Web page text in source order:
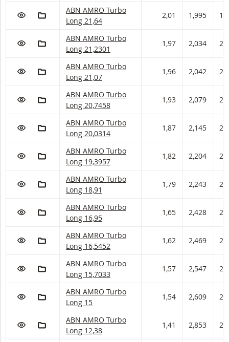
VOEG TOE AAN WATCHLIST
AAN PORTFOLIO TOEVOEGEN
ABN AMRO Turbo met ISIN code:
ABN AMRO Turbo
Long 21,64
2,01 1,995
VOEG TOE AAN WATCHLIST
AAN PORTFOLIO TOEVOEGEN
ABN AMRO Turbo met ISIN code:
ABN AMRO Turbo
Long 21,2301
1,97 2,034
VOEG TOE AAN WATCHLIST
AAN PORTFOLIO TOEVOEGEN
ABN AMRO Turbo met ISIN code:
ABN AMRO Turbo
Long 21,07
1,96 2,042
VOEG TOE AAN WATCHLIST
AAN PORTFOLIO TOEVOEGEN
ABN AMRO Turbo met ISIN code:
ABN AMRO Turbo
Long 20,7458
1,93 2,079
VOEG TOE AAN WATCHLIST
AAN PORTFOLIO TOEVOEGEN
ABN AMRO Turbo met ISIN code:
ABN AMRO Turbo
Long 20,0314
1,87 2,145
VOEG TOE AAN WATCHLIST
AAN PORTFOLIO TOEVOEGEN
ABN AMRO Turbo met ISIN code:
ABN AMRO Turbo
Long 19,3957
1,82 2,204
VOEG TOE AAN WATCHLIST
AAN PORTFOLIO TOEVOEGEN
ABN AMRO Turbo met ISIN code:
ABN AMRO Turbo
Long 18,91
1,79 2,243
VOEG TOE AAN WATCHLIST
AAN PORTFOLIO TOEVOEGEN
ABN AMRO Turbo met ISIN code:
ABN AMRO Turbo
Long 16,95
1,65 2,428
VOEG TOE AAN WATCHLIST
AAN PORTFOLIO TOEVOEGEN
ABN AMRO Turbo met ISIN code:
ABN AMRO Turbo
Long 16,5452
1,62 2,469
VOEG TOE AAN WATCHLIST
AAN PORTFOLIO TOEVOEGEN
ABN AMRO Turbo met ISIN code:
ABN AMRO Turbo
Long 15,7033
1,57 2,547
VOEG TOE AAN WATCHLIST
AAN PORTFOLIO TOEVOEGEN
ABN AMRO Turbo met ISIN code:
ABN AMRO Turbo
Long 15
1,54 2,609
VOEG TOE AAN WATCHLIST
AAN PORTFOLIO TOEVOEGEN
ABN AMRO Turbo met ISIN code:
ABN AMRO Turbo
Long 12,38
1,41 2,853